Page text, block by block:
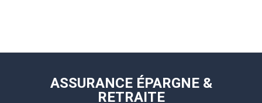
ASSURANCE ÉPARGNE &
RETRAITE